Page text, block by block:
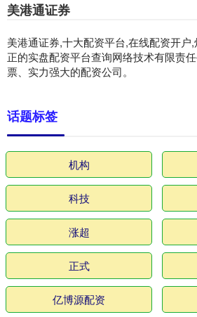
美港通证券
美港通证券,十大配资平台,在线配资开
正的实盘配资平台查询网络技术有限责
票、实力强大的配资公司。
话题标签
机构
科技
涨超
正式
亿博源配资